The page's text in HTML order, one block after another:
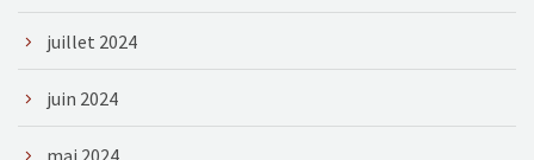
juillet 2024
juin 2024
mai 2024